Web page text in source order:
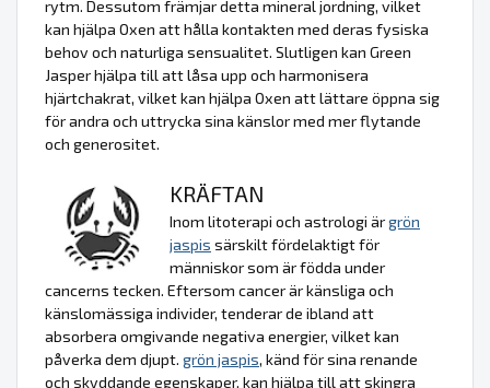
rytm. Dessutom främjar detta mineral jordning, vilket
kan hjälpa Oxen att hålla kontakten med deras fysiska
behov och naturliga sensualitet. Slutligen kan Green
Jasper hjälpa till att låsa upp och harmonisera
hjärtchakrat, vilket kan hjälpa Oxen att lättare öppna sig
för andra och uttrycka sina känslor med mer flytande
och generositet.
KRÄFTAN
Inom litoterapi och astrologi ärgrön
jaspis särskilt fördelaktigt för
människor som är födda under
cancerns tecken. Eftersom cancer är känsliga och
känslomässiga individer, tenderar de ibland att
absorbera omgivande negativa energier, vilket kan
påverka dem djupt. grön jaspis, känd för sina renande
och skyddande egenskaper, kan hjälpa till att skingra